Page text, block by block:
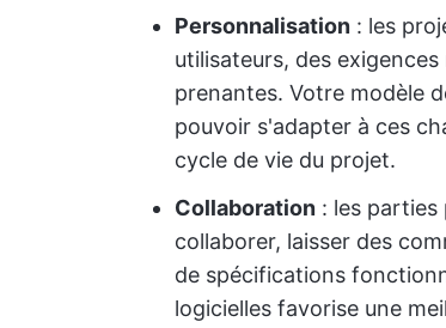
Personnalisation : les
utilisateurs, des
prenantes. Votre modèle
pouvoir s'adapter à ces
cycle de vie du projet.
Collaboration : les parties
collaborer, laisser des
de spécifications
logicielles favorise une